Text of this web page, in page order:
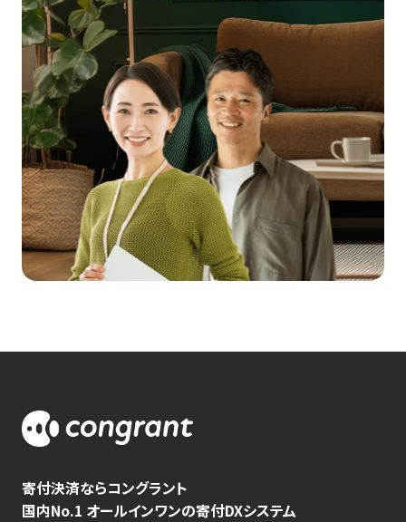
寄付決済ならコングラント
国内No.1 オールインワンの寄付DXシステム